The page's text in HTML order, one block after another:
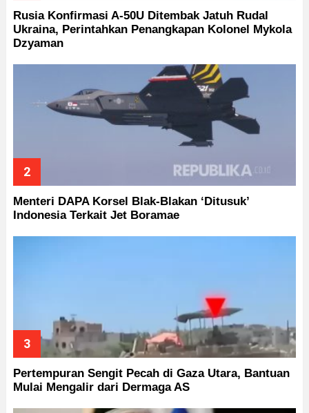
Rusia Konfirmasi A-50U Ditembak Jatuh Rudal
Ukraina, Perintahkan Penangkapan Kolonel Mykola
Dzyaman
Menteri DAPA Korsel Blak-Blakan ‘Ditusuk’
Indonesia Terkait Jet Boramae
Pertempuran Sengit Pecah di Gaza Utara, Bantuan
Mulai Mengalir dari Dermaga AS